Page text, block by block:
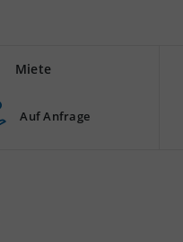
Miete
Auf Anfrage